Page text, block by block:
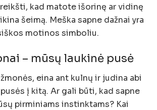
kad matote išorinę ar vidinę
šeimą. Meška sapne dažnai yra
motinos simboliu.
– mūsų laukinė pusė
eina ant kulnų ir judina abi
į kitą. Ar gali būti, kad sapne
pirminiams instinktams? Kai